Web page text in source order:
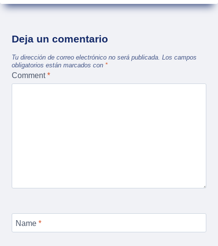
Deja un comentario
Tu dirección de correo electrónico no será publicada. Los campos
obligatorios están marcados con *
Comment*
Name *